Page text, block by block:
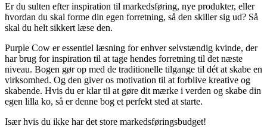
⁠Er du sulten efter inspiration til markedsføring, nye produkter, eller
hvordan du skal forme din egen forretning, så den skiller sig ud? Så
skal du helt sikkert læse den.
Purple Cow er essentiel læsning for enhver selvstændig kvinde, der
har brug for inspiration til at tage hendes forretning til det næste
niveau. Bogen gør op med de traditionelle tilgange til dét at skabe en
virksomhed. Og den giver os motivation til at forblive kreative og
skabende. Hvis du er klar til at gøre dit mærke i verden og skabe din
egen lilla ko, så er denne bog et perfekt sted at starte.
Især hvis du ikke har det store markedsføringsbudget!